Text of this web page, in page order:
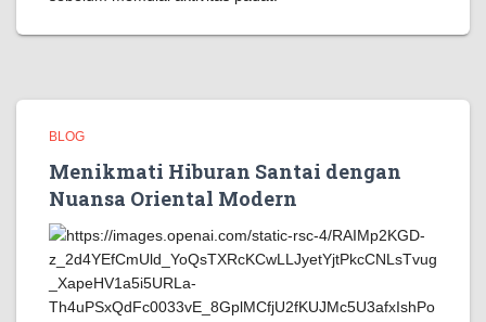
BLOG
Menikmati Hiburan Santai dengan
Nuansa Oriental Modern